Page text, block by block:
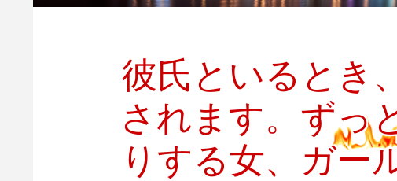
彼氏といるとき
されます。ずっ
りする女、ガー